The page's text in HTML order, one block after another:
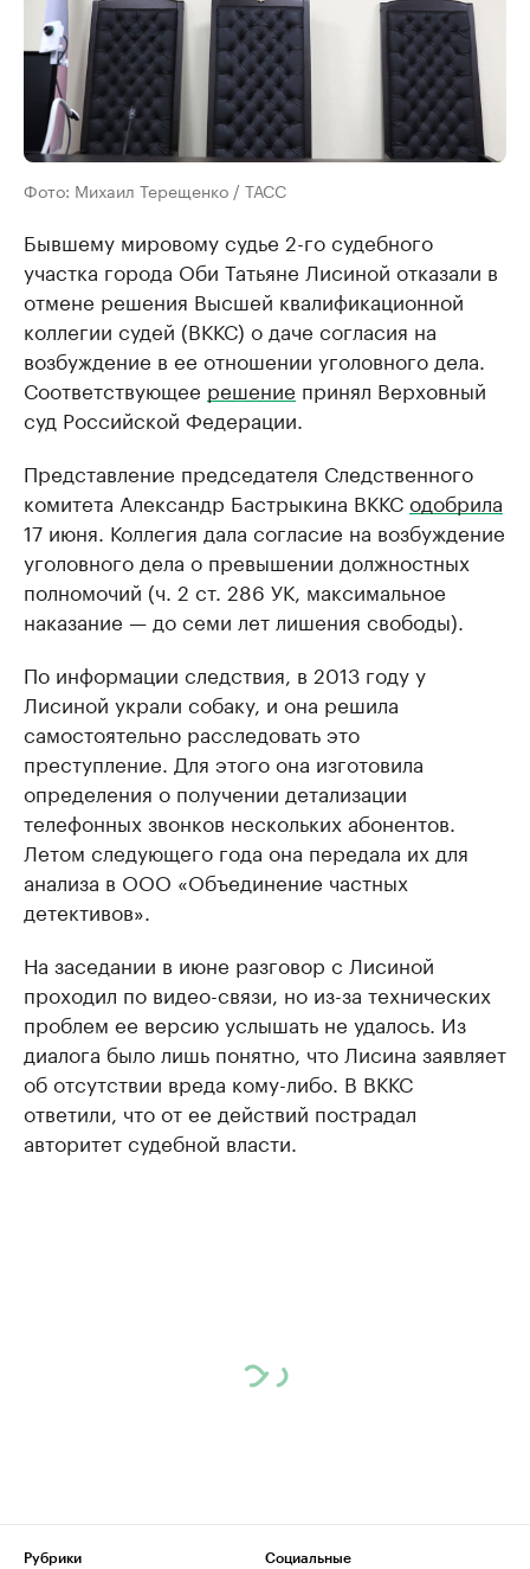
Фото: Михаил Терещенко / ТАСС
Бывшему мировому судье 2-го судебного
участка города Оби Татьяне Лисиной отказали в
отмене решения Высшей квалификационной
коллегии судей (ВККС) о даче согласия на
возбуждение в ее отношении уголовного дела.
Соответствующее решение принял Верховный
суд Российской Федерации.
Представление председателя Следственного
комитета Александр Бастрыкина ВККСодобрила
17 июня. Коллегия дала согласие на возбуждение
уголовного дела о превышении должностных
полномочий (ч. 2 ст. 286 УК, максимальное
наказание — до семи лет лишения свободы).
По информации следствия, в 2013 году у
Лисиной украли собаку, и она решила
самостоятельно расследовать это
преступление. Для этого она изготовила
определения о получении детализации
телефонных звонков нескольких абонентов.
Летом следующего года она передала их для
анализа в ООО «Объединение частных
детективов».
На заседании в июне разговор с Лисиной
проходил по видео-связи, но из-за технических
проблем ее версию услышать не удалось. Из
диалога было лишь понятно, что Лисина заявляет
об отсутствии вреда кому-либо. В ВККС
ответили, что от ее действий пострадал
авторитет судебной власти.
Рубрики
Социальные